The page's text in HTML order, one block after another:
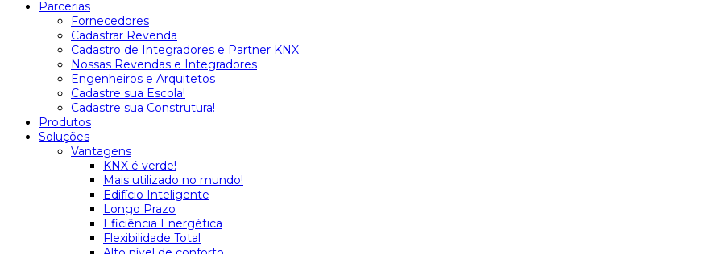
Parcerias
Fornecedores
Cadastrar Revenda
Cadastro de Integradores e Partner KNX
Nossas Revendas e Integradores
Engenheiros e Arquitetos
Cadastre sua Escola!
Cadastre sua Construtura!
Produtos
Soluções
Vantagens
KNX é verde!
Mais utilizado no mundo!
Edifício Inteligente
Longo Prazo
Eficiência Energética
Flexibilidade Total